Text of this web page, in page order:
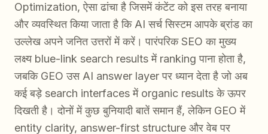
Optimization, ऐसा ढांचा है जिसमें कंटेंट को इस तरह बनाया
और व्यवस्थित किया जाता है कि AI सर्च सिस्टम आपके ब्रांड का
उल्लेख अपने जनित उत्तरों में करें। पारंपरिक SEO का मुख्य
लक्ष्य blue-link search results में ranking पाना होता है,
जबकि GEO उस AI answer layer पर ध्यान देता है जो अब
कई बड़े search interfaces में organic results के ऊपर
दिखती है। दोनों में कुछ बुनियादी बातें समान हैं, लेकिन GEO में
entity clarity, answer-first structure और वेब पर